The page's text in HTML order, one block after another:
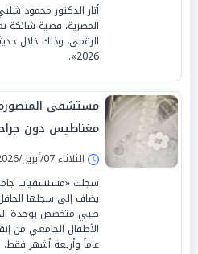
أثار الدكتور محمود
المصرية، قضية شائكة
2026».
مغناطيس دون
الثلاثاء 07/أبريل/2026 - 05:38 م
سجلت «مستشفيات
يضاف إلى سجلها
طبي متخصص بوحدة
الأطفال الجامعي من
عاماً وأربعة أشهر فقط.